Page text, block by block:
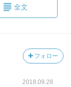
全文
フォロー
2018.09.28